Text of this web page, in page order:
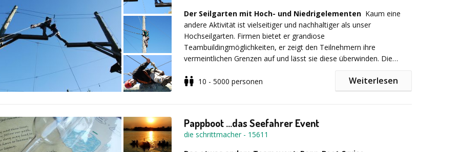
Der Seilgarten mit Hoch- und Niedrigelementen Kaum eine
andere Aktivität ist vielseitiger und nachhaltiger als unser
Hochseilgarten. Firmen bietet er grandiose
Teambuildingmöglichkeiten, er zeigt den Teilnehmern ihre
vermeintlichen Grenzen auf und lässt sie diese überwinden. Die
Ihren Weg zum Ziel. Auch als Training für Führungskräfte eignet sich
erzählen können, was Sie alles erreicht haben und welch enormen
Spaß es gemacht hat.
10 - 5000 personen Weiterlesen
Pappboot ...das Seefahrer Event
die schrittmacher- 15611